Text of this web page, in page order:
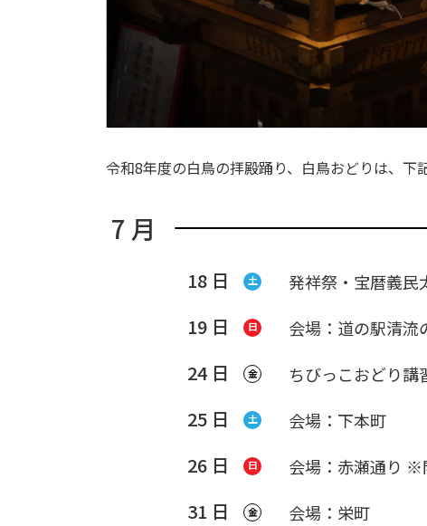
令和8年度の白鳥の拝殿踊り、白鳥おどりは、下
7 月
18 日 土 発祥祭・宝暦義民
19 日 日 会場：道の駅清流
24 日 金 ちびっこおどり講
25 日 土 会場：下本町
26 日 日 会場：赤瀬通り ※
31 日 金 会場：栄町